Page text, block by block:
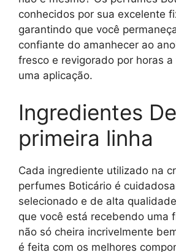
conhecidos por sua excelente
garantindo que você
confiante do amanhecer ao
fresco e revigorado por horas
uma aplicação.
Ingredientes De
primeira linha
Cada ingrediente utilizado na
perfumes Boticário é
selecionado e de alta
que você está recebendo uma
não só cheira incrivelmente
é feita com os melhores